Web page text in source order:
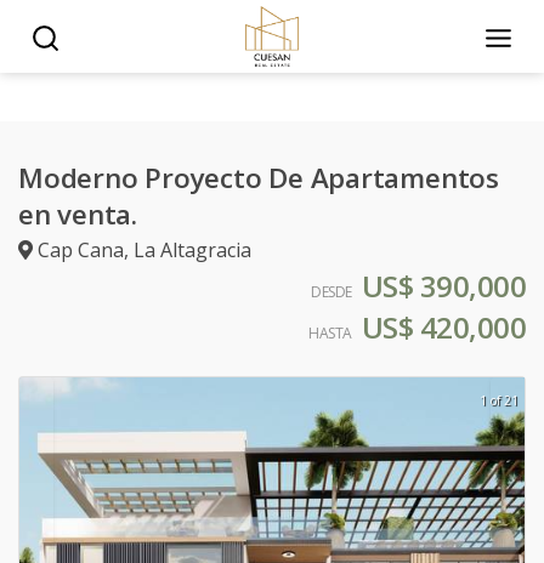
Moderno Proyecto De Apartamentos
en venta.
Cap Cana, La Altagracia
DESDE US$ 390,000
HASTA US$ 420,000
1 of 21